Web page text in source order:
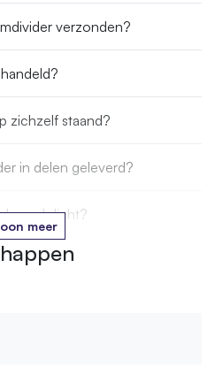
verzonden?
zichzelf staand?
in delen geleverd?
dicht?
twee stammen?
bestellen op maat gemaakt?
meer